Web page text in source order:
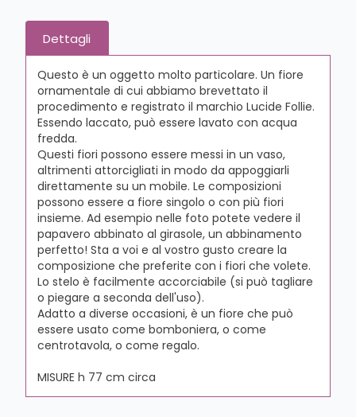
Dettagli
Questo è un oggetto molto particolare. Un fiore
ornamentale di cui abbiamo brevettato il
procedimento e registrato il marchio Lucide Follie.
Essendo laccato, può essere lavato con acqua
fredda.
Questi fiori possono essere messi in un vaso,
altrimenti attorcigliati in modo da appoggiarli
direttamente su un mobile. Le composizioni
possono essere a fiore singolo o con più fiori
insieme. Ad esempio nelle foto potete vedere il
papavero abbinato al girasole, un abbinamento
perfetto! Sta a voi e al vostro gusto creare la
composizione che preferite con i fiori che volete.
Lo stelo è facilmente accorciabile (si può tagliare
o piegare a seconda dell'uso).
Adatto a diverse occasioni, è un fiore che può
essere usato come bomboniera, o come
centrotavola, o come regalo.
MISURE h 77 cm circa